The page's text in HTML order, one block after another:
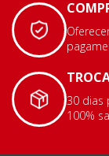
30 dias
100%